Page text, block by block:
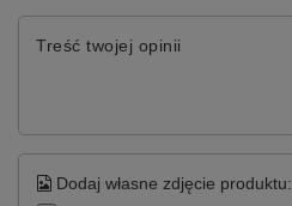
Treść twojej opinii
Dodaj własne zdjęcie produktu: